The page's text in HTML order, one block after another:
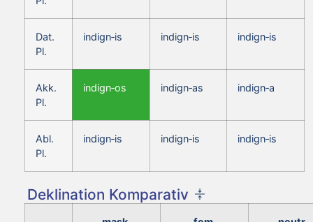
Dat.
Pl.
indign‑is indign‑is indign‑is
Akk.
Pl.
indign‑os indign‑as indign‑a
Abl.
Pl.
indign‑is indign‑is indign‑is
Deklination Komparativ